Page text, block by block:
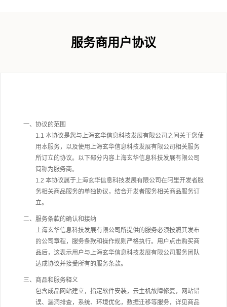
服务商用户协议
一、协议的范围
1.1 本协议是您与上海玄华信息科技发展有限公司之间关于您使
用本服务，以及使用上海玄华信息科技发展有限公司相关服务
所订立的协议。以下部分内容上海玄华信息科技发展有限公司
简称为服务商。
1.2 本协议属于上海玄华信息科技发展有限公司在阿里开发者服
务相关商品服务的单独协议，结合开发者服务相关商品服务订
立。
二、服务条款的确认和接纳
上海玄华信息科技发展有限公司所提供的服务必须按照其发布
的公司章程，服务条款和操作规则严格执行。用户点击购买商
品后，这表示用户与上海玄华信息科技发展有限公司服务团队
达成协议并接受所有的服务条款。
三、商品和服务释义
包含成品网站建立，指定软件安装，云主机故障修复，网站错
误、漏洞排查，系统、环境优化，数据迁移等服务，详见商品